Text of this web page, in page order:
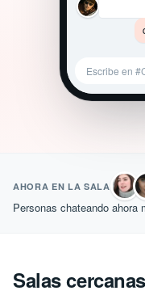
Escribe en
AHORA EN LA SALA
Personas chateando ahora
Salas